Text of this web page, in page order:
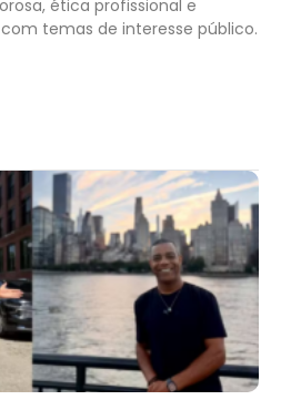
ética profissional e
temas de interesse público.